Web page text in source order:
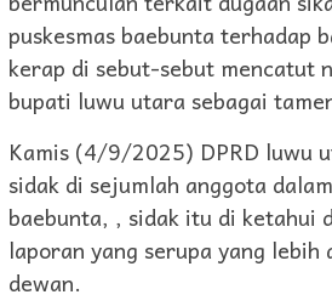
puskesmas baebunta terhadap
kerap di sebut-sebut mencatut
bupati luwu utara sebagai
Kamis (4/9/2025) DPRD luwu
sidak di sejumlah anggota
baebunta, , sidak itu di ketahui
laporan yang serupa yang lebih
dewan.